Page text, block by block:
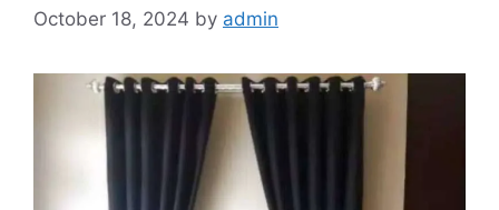
October 18, 2024 by admin